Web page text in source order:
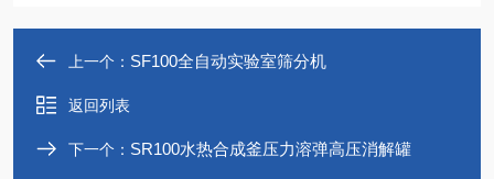
上一个： SF100全自动实验室筛分机
返回列表
下一个： SR100水热合成釜压力溶弹高压消解罐